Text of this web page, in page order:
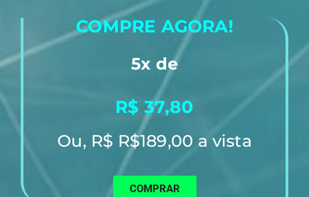
COMPRE AGORA!
5x de
R$ 37,80
Ou, R$ R$189,00 a vista
COMPRAR